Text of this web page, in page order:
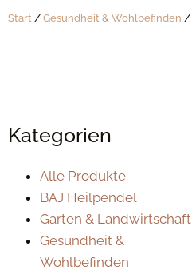
Start / Gesundheit & Wohlbefinden /
Kategorien
Alle Produkte
BAJ Heilpendel
Garten & Landwirtschaft
Gesundheit &
Wohlbefinden